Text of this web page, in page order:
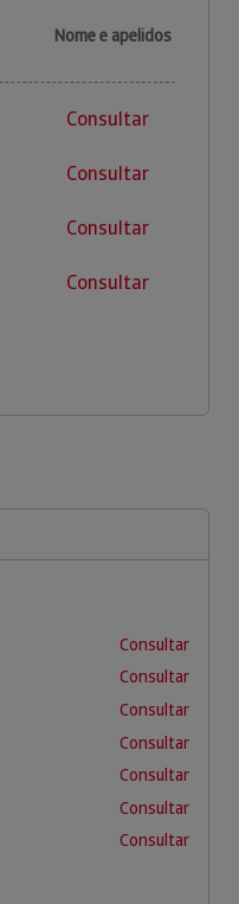
Nome e apelidos
Consultar
Consultar
Consultar
Consultar
Consultar
Consultar
Consultar
Consultar
Consultar
Consultar
Consultar